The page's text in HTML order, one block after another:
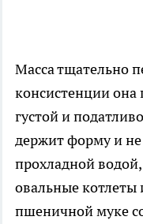
Масса тщательно
консистенции она
густой и
держит форму и не
прохладной
овальные котлеты
пшеничной муке